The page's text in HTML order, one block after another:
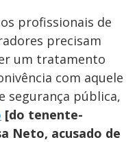
profissionais de
precisam
um tratamento
com aquele
segurança pública,
[do tenente-
Neto, acusado de